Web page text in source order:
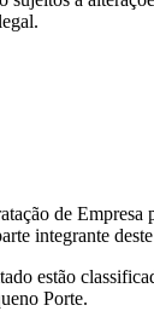
de
integrante
estão
Porte.